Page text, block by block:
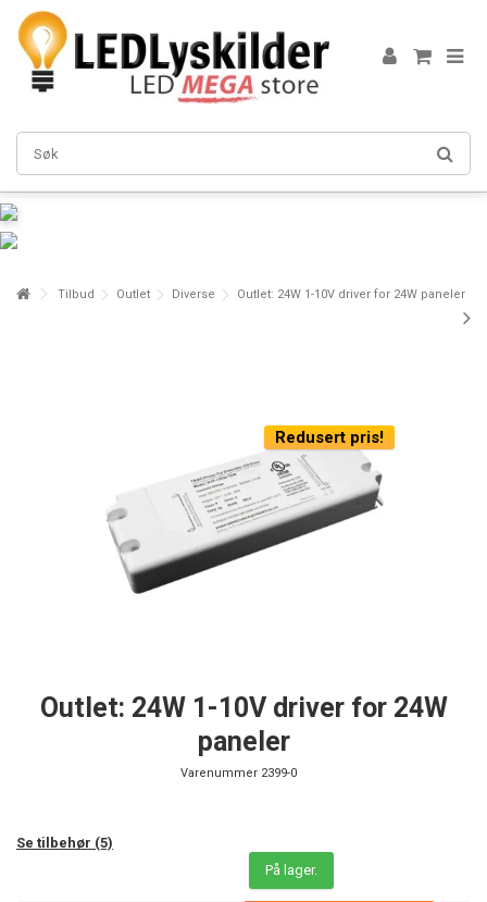
Tilbud Outlet Diverse Outlet: 24W 1-10V driver for 24W paneler
Redusert pris!
Outlet: 24W 1-10V driver for 24W
paneler
Varenummer 2399-0
Se tilbehør (5)
På lager.